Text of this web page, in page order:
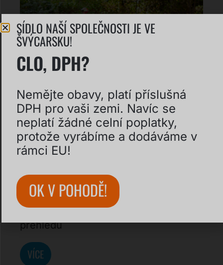
MODULÁRNÍ PUMPTRACK S ŠÍŘKOU
1 METR – STAČÍ TO?
Klasická a prémiová edice v rychlém
přehledu
VÍCE
SÍDLO NAŠÍ SPOLEČNOSTI JE VE
ŠVÝCARSKU!
CLO, DPH?
Nemějte obavy, platí příslušná
DPH pro vaši zemi. Navíc se
neplatí žádné celní poplatky,
protože vyrábíme a dodáváme v
rámci EU!
OK V POHODĚ!